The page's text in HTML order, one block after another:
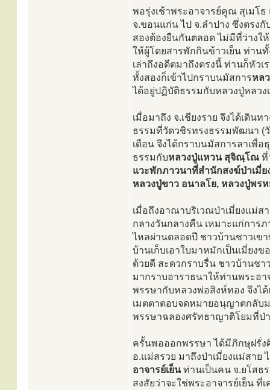
พอรุ่งเช้าพระอาจารย์คูณ สุเมโ
จ.ขอนแก่น ไป จ.ลำปาง ซึ่งตรง
สองต้องยืนกันตลอด ไม่มีที่ว่างใ
ให้ผู้โดยสารพักกินข้าวเย็น ท่าน
เล่าถึงอดีตมาถึงตรงนี้ ท่านก็หัวเ
ทั้งสองก็เข้าไปกราบนมัสการหล
ได้อยู่ปฏิบัติธรรมกับหลวงปู่หลวง
เมื่อมาถึง จ.เชียงราย จึงได้เดิน
ธรรมที่วัดวชิรทรงธรรมพัฒนา (วั
เดือน จึงได้กราบนมัสการลาเพื่
ธรรมกับหลวงปู่แหวน สุจิณฺโณ ที่
แวะพักภาวนาที่สำนักสงฆ์ป่าเมี่
หลวงปู่ขาว อนาลโย, หลวงปู่พ
เมื่อถึงอาณาบริเวณป่าเมี่ยงแม่ส
กลางวันกลางคืน เหมาะแก่การ
ไหลผ่านตลอดปี ชาวบ้านชาวเข
บ้านเก็บเอาใบมาหมักเป็นเมี่ยง
ด้วยดี สะดวกราบรื่น ชาวบ้านช
มากราบอาราธนาให้ท่านพระอ
พรรษากับหลวงพ่อสิงห์ทอง จึงไ
เมตตาตอบจดหมายอนุญาตกลับ
พรรษาฉลองศรัทธาญาติโยมที่ป่
ครั้นพอออกพรรษา ได้มีภิกษุฝรั่
อ.แม่สรวย มาถึงป่าเมี่ยงแม่สาย
อาจารย์เย็นท่านเป็นคน จ.ยโสธ
สงสัยว่าจะใช่พระอาจารย์เย็น